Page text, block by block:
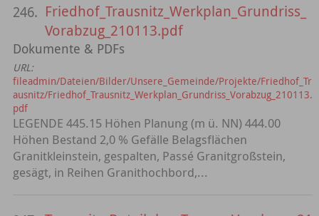
246. Friedhof_Trausnitz_Werkplan_Grundriss_
Vorabzug_210113.pdf
Dokumente & PDFs
URL:
fileadmin/Dateien/Bilder/Unsere_Gemeinde/Projekte/Friedhof_Tr
ausnitz/Friedhof_Trausnitz_Werkplan_Grundriss_Vorabzug_210113.
pdf
LEGENDE 445.15 Höhen Planung (m ü. NN) 444.00
Höhen Bestand 2,0 % Gefälle Belagsflächen
Granitkleinstein, gespalten, Passé Granitgroßstein,
gesägt, in Reihen Granithochbord,...